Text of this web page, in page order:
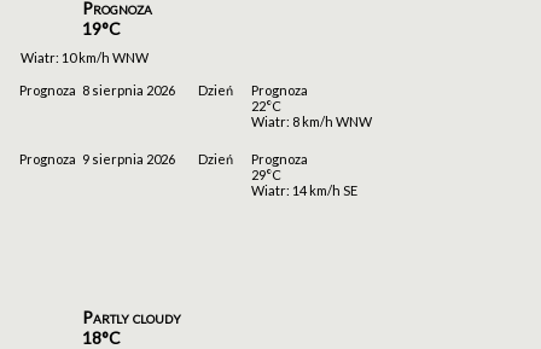
Prognoza
19°C
Wiatr: 10 km/h WNW
Prognoza 8 sierpnia 2026 Dzień
Prognoza
22°C
Wiatr: 8 km/h WNW
Prognoza 9 sierpnia 2026 Dzień
Prognoza
29°C
Wiatr: 14 km/h SE
Partly cloudy
18°C